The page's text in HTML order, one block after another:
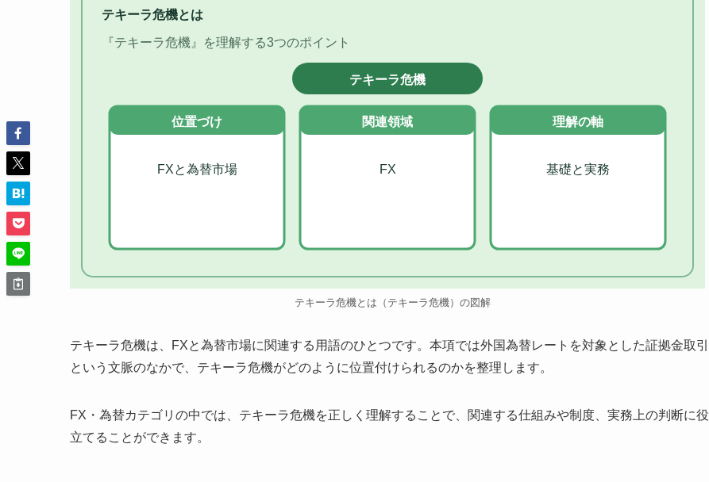
テキーラ危機とは
『テキーラ危機』を理解する3つのポイント
テキーラ危機
位置づけ
FXと為替市場
関連領域
FX
理解の軸
基礎と実務
テキーラ危機とは（テキーラ危機）の図解
テキーラ危機は、FXと為替市場に関連する用語のひとつです。本項では外国為替レートを対象とした証拠金取引
という文脈のなかで、テキーラ危機がどのように位置付けられるのかを整理します。
FX・為替カテゴリの中では、テキーラ危機を正しく理解することで、関連する仕組みや制度、実務上の判断に役
立てることができます。